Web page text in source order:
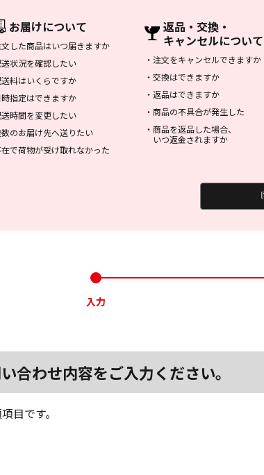
お届けについて
した商品はいつ届きますか
状況を確認したい
料はいくらですか
時指定はできますか
時間を変更したい
のお届け先へ送りたい
で荷物が受け取れなかった
返品・交換・
キャンセルについて
・ 注文をキャンセルできますか
・ 交換はできますか
・ 返品はできますか
・ 商品の不具合が発生した
・ 商品を返品した場合、
いつ返金されますか
入力
合わせ内容をご入力ください。
目です。